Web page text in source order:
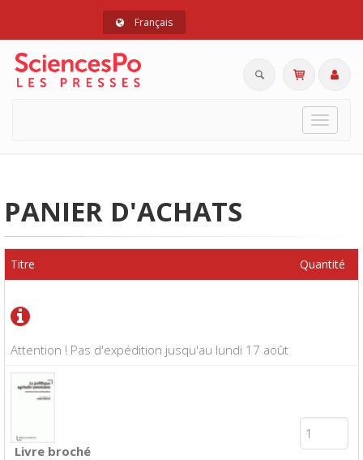
Français
Toggle
PANIER D'ACHATS
Attention ! Pas d'expédition jusqu'au lundi 17 août
Titre Quantité
Livre broché